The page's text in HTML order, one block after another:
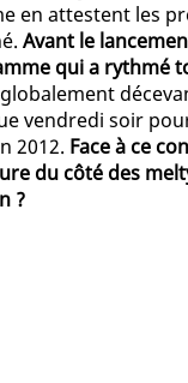
en attestent les
Avant le
qui a rythmé
vendredi soir
2012. Face à ce
du côté des
?